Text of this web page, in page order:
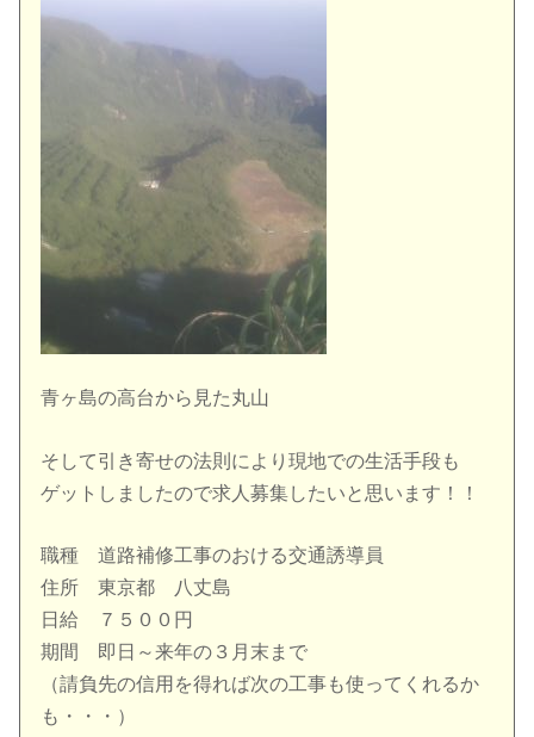
青ヶ島の高台から見た丸山
そして引き寄せの法則により現地での生活手段も
ゲットしましたので求人募集したいと思います！！
職種 道路補修工事のおける交通誘導員
住所 東京都 八丈島
日給 ７５００円
期間 即日～来年の３月末まで
（請負先の信用を得れば次の工事も使ってくれるか
も・・・）